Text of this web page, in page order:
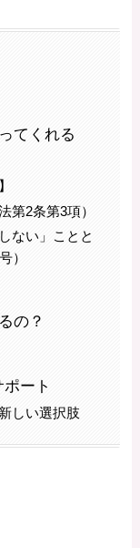
てくれる
第2条第3項）
ない」ことと
）
の？
ート
しい選択肢